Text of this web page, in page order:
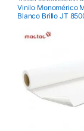
Vinilos De Impresión
Vinilos de Impresión
Monoméricos
Vinilo Monomérico
Blanco Brillo JT